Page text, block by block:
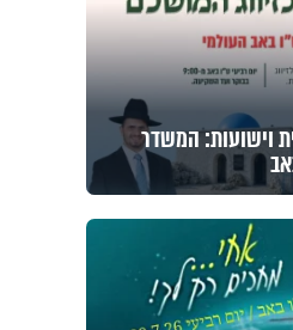
וישועות: המשדר